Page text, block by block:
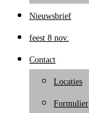
Nieuwsbrief
feest 8 nov.
Contact
Locaties
Formulier